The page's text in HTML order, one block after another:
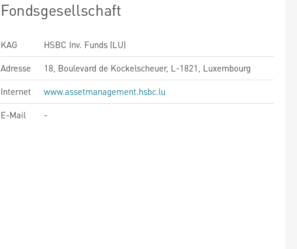
Fondsgesellschaft
KAG
HSBC Inv. Funds (LU)
Adresse
18, Boulevard de Kockelscheuer, L-1821, Luxembourg
Internet
www.assetmanagement.hsbc.lu
E-Mail
-